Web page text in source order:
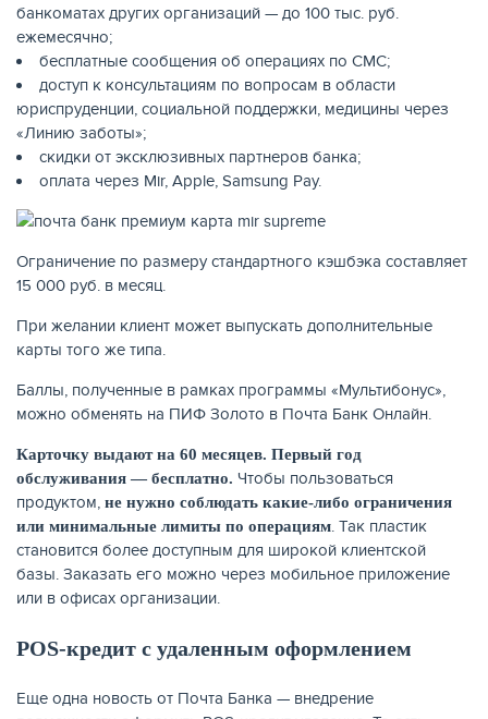
РЕЙТИНГ БАНКОВ
ЕЩЁ
банкоматах других организаций — до 100 тыс. руб.
ежемесячно;
бесплатные сообщения об операциях по СМС;
доступ к консультациям по вопросам в области
юриспруденции, социальной поддержки, медицины через
«Линию заботы»;
скидки от эксклюзивных партнеров банка;
оплата через Mir, Apple, Samsung Pay.
Ограничение по размеру стандартного кэшбэка составляет
15 000 руб. в месяц.
При желании клиент может выпускать дополнительные
карты того же типа.
Баллы, полученные в рамках программы «Мультибонус»,
можно обменять на ПИФ Золото в Почта Банк Онлайн.
Карточку выдают на 60 месяцев. Первый год
обслуживания — бесплатно. Чтобы пользоваться
продуктом, не нужно соблюдать какие-либо ограничения
или минимальные лимиты по операциям . Так пластик
становится более доступным для широкой клиентской
базы. Заказать его можно через мобильное приложение
или в офисах организации.
POS-кредит с удаленным оформлением
Еще одна новость от Почта Банка — внедрение